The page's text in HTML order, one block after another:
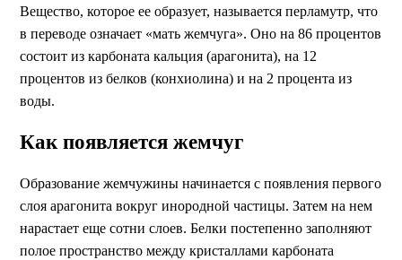
Вещество, которое ее образует, называется перламутр, что
в переводе означает «мать жемчуга». Оно на 86 процентов
состоит из карбоната кальция (арагонита), на 12
процентов из белков (конхиолина) и на 2 процента из
воды.
Как появляется жемчуг
Образование жемчужины начинается с появления первого
слоя арагонита вокруг инородной частицы. Затем на нем
нарастает еще сотни слоев. Белки постепенно заполняют
полое пространство между кристаллами карбоната